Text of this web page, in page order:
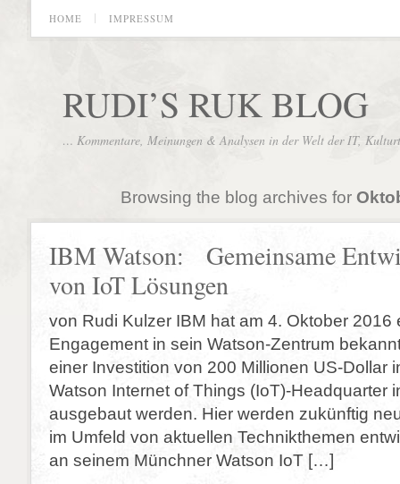
HOME IMPRESSUM
RUDI’S RUK BLOG
… Kommentare, Meinungen & Analysen in der Welt der IT,
Browsing the blog archives for
IBM Watson: Gemeinsame
von IoT Lösungen
von Rudi Kulzer IBM hat am 4. Oktober 2016
Engagement in sein Watson-Zentrum
einer Investition von 200 Millionen US-Dollar
Watson Internet of Things (IoT)-Headquarter
ausgebaut werden. Hier werden zukünftig
im Umfeld von aktuellen Technikthemen
an seinem Münchner Watson IoT […]